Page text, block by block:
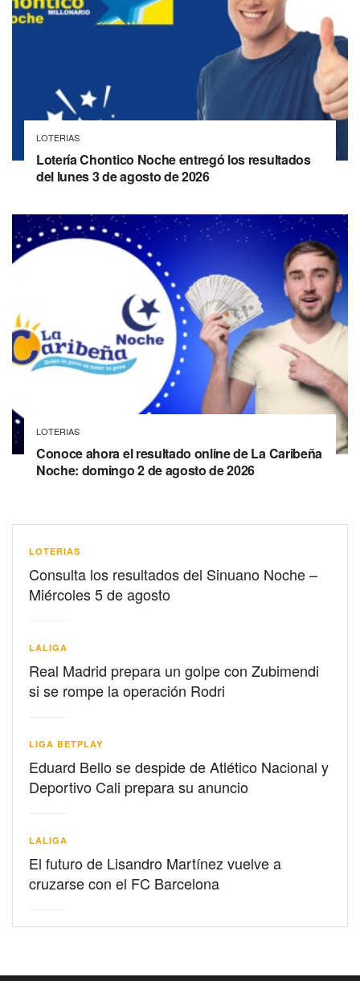
LOTERIAS
Lotería Chontico Noche entregó los resultados
del lunes 3 de agosto de 2026
LOTERIAS
Conoce ahora el resultado online de La Caribeña
Noche: domingo 2 de agosto de 2026
LOTERIAS
Consulta los resultados del Sinuano Noche –
Miércoles 5 de agosto
LALIGA
Real Madrid prepara un golpe con Zubimendi
si se rompe la operación Rodri
LIGA BETPLAY
Eduard Bello se despide de Atlético Nacional y
Deportivo Cali prepara su anuncio
LALIGA
El futuro de Lisandro Martínez vuelve a
cruzarse con el FC Barcelona